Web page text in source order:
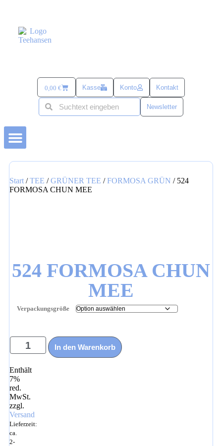
0,00 € Kasse Konto Kontakt
Newsletter
Start /TEE /GRÜNER TEE /FORMOSA GRÜN / 524
FORMOSA CHUN MEE
524 FORMOSA CHUN
MEE
26,95
€
Enthält
7%
red.
MwSt.
zzgl.
Versand
Lieferzeit:
ca.
2-
Verpackungsgröße
In den Warenkorb